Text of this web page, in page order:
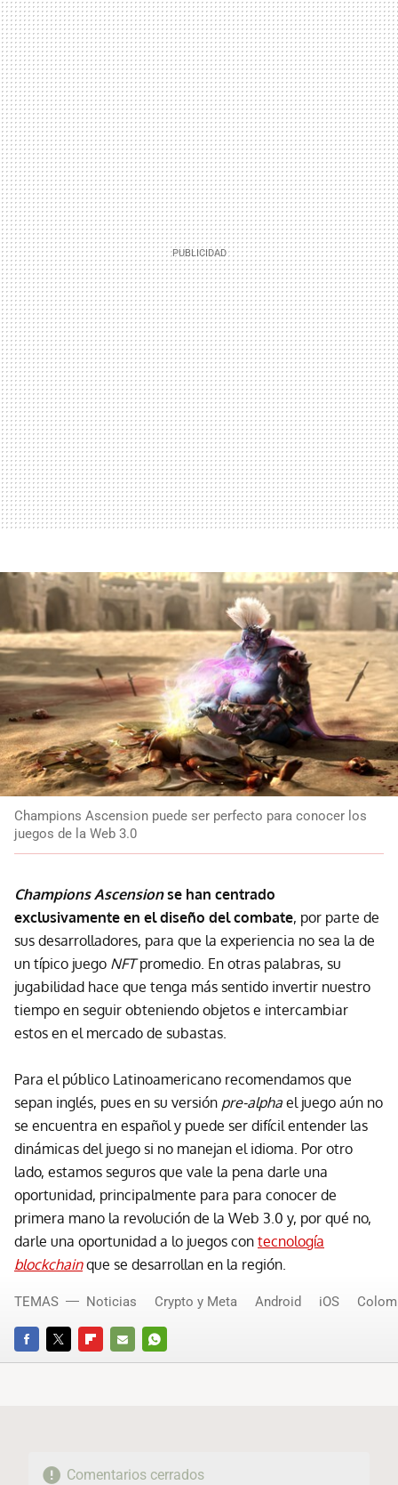
Champions Ascension puede ser perfecto para conocer los
juegos de la Web 3.0
Champions Ascensionse han centrado
exclusivamente en el diseño del combate, por parte de
sus desarrolladores, para que la experiencia no sea la de
un típico juego NFTpromedio. En otras palabras, su
jugabilidad hace que tenga más sentido invertir nuestro
tiempo en seguir obteniendo objetos e intercambiar
estos en el mercado de subastas.
Para el público Latinoamericano recomendamos que
sepan inglés, pues en su versión pre-alpha el juego aún no
se encuentra en español y puede ser difícil entender las
dinámicas del juego si no manejan el idioma. Por otro
lado, estamos seguros que vale la pena darle una
oportunidad, principalmente para para conocer de
primera mano la revolución de la Web 3.0 y, por qué no,
darle una oportunidad a lo juegos con tecnología
blockchainque se desarrollan en la región.
FACEBOOKTWITTERFLIPBOARD
E-
WHATSAPP
TEMAS Noticias Crypto y Meta Android iOS
Comentarios cerrados